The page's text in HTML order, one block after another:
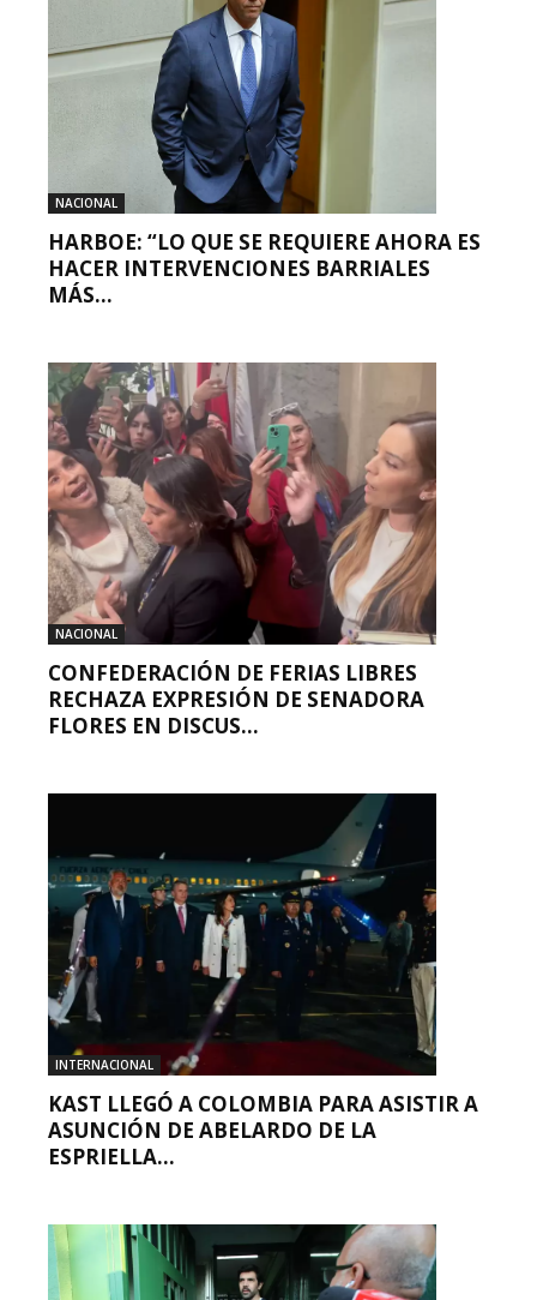
NACIONAL
HARBOE: “LO QUE SE REQUIERE AHORA ES
HACER INTERVENCIONES BARRIALES
MÁS...
NACIONAL
CONFEDERACIÓN DE FERIAS LIBRES
RECHAZA EXPRESIÓN DE SENADORA
FLORES EN DISCUS...
INTERNACIONAL
KAST LLEGÓ A COLOMBIA PARA ASISTIR A
ASUNCIÓN DE ABELARDO DE LA
ESPRIELLA...